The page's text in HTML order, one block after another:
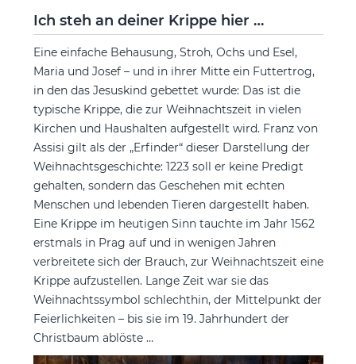
Ich steh an deiner Krippe hier …
Eine einfache Behausung, Stroh, Ochs und Esel,
Maria und Josef – und in ihrer Mitte ein Futtertrog,
in den das Jesuskind gebettet wurde: Das ist die
typische Krippe, die zur Weihnachtszeit in vielen
Kirchen und Haushalten aufgestellt wird. Franz von
Assisi gilt als der „Erfinder“ dieser Darstellung der
Weihnachtsgeschichte: 1223 soll er keine Predigt
gehalten, sondern das Geschehen mit echten
Menschen und lebenden Tieren dargestellt haben.
Eine Krippe im heutigen Sinn tauchte im Jahr 1562
erstmals in Prag auf und in wenigen Jahren
verbreitete sich der Brauch, zur Weihnachtszeit eine
Krippe aufzustellen. Lange Zeit war sie das
Weihnachtssymbol schlechthin, der Mittelpunkt der
Feierlichkeiten – bis sie im 19. Jahrhundert der
Christbaum ablöste …